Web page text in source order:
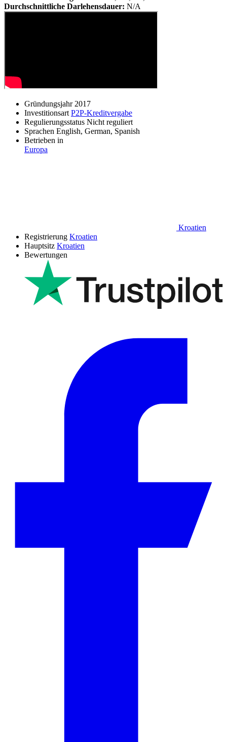
Durchschnittliche Darlehensdauer: N/A
Gründungsjahr 2017
Investitionsart P2P-Kreditvergabe
Regulierungsstatus Nicht reguliert
Sprachen English, German, Spanish
Betrieben in
Europa
Kroatien
Registrierung Kroatien
Hauptsitz Kroatien
Bewertungen